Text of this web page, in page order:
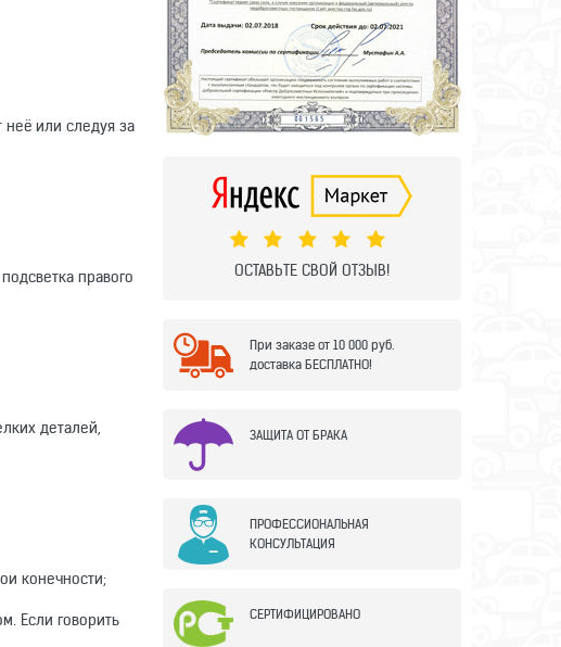
неё или следуя за
правого
деталей,
конечности;
Если говорить
ОСТАВЬТЕ СВОЙ ОТЗЫВ!
При заказе от 10 000 руб.
доставка БЕСПЛАТНО!
ЗАЩИТА ОТ БРАКА
ПРОФЕССИОНАЛЬНАЯ
КОНСУЛЬТАЦИЯ
СЕРТИФИЦИРОВАНО